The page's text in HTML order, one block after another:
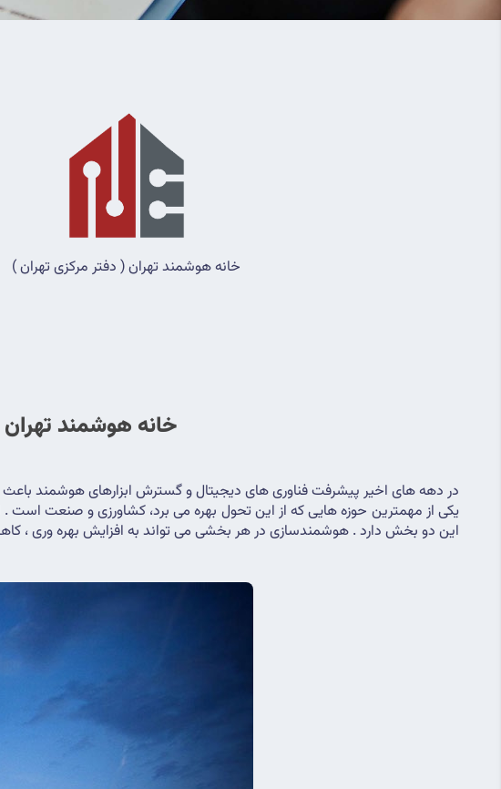
خانه هوشمند تهران ( دفتر مرکزی تهران )
خانه هوشمند
در دهه های اخیر پیشرفت فناوری های دیجیتال و گسترش ابزارهای هوشمند
این دو بخش دارد . هوشمندسازی در هر بخشی می تواند به افزایش بهره وری ،